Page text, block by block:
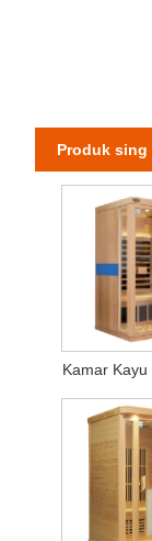
Produk sing
Kamar Kayu